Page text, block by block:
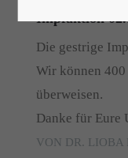
Impfaktion
Die gestrige
Wir können 400
überweisen.
Danke für Eure
VON DR. LIOBA